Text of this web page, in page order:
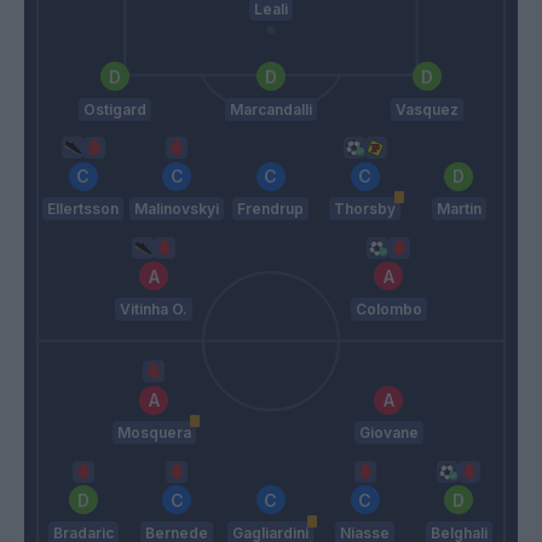
Leali
Ostigard Marcandalli Vasquez
Ellertsson Malinovskyi Frendrup Thorsby Martin
Vitinha O. Colombo
Mosquera Giovane
Bradaric Bernede Gagliardini Niasse Belghali